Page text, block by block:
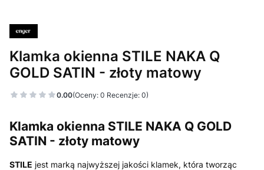
Klamka okienna STILE NAKA Q
GOLD SATIN - złoty matowy
0.00(Oceny: 0 Recenzje: 0)
Klamka okienna STILE NAKA Q GOLD
SATIN - złoty matowy
STILE jest marką najwyższej jakości klamek, która tworząc